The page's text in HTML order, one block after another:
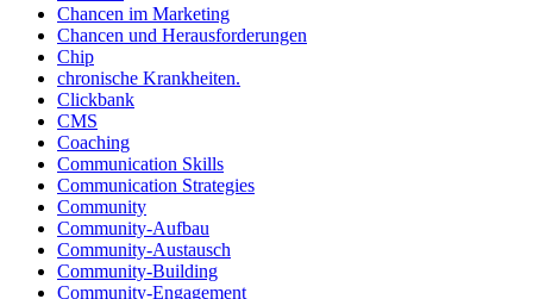
Chancen im Marketing
Chancen und Herausforderungen
Chip
chronische Krankheiten.
Clickbank
CMS
Coaching
Communication Skills
Communication Strategies
Community
Community-Aufbau
Community-Austausch
Community-Building
Community-Engagement